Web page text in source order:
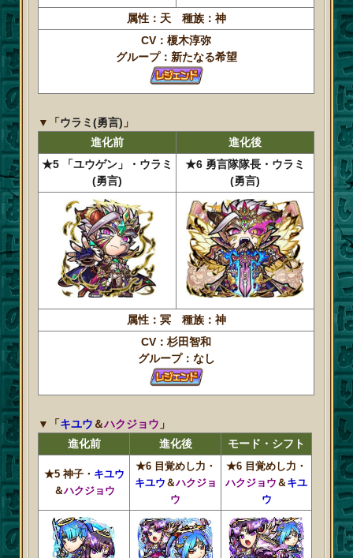
属性：天 種族：神
CV：榎木淳弥
グループ：新たなる希望
▼「ウラミ(勇言) 」
進化前
進化後
★5 「ユウゲン」・ウラミ
(勇言)
★6 勇言隊隊長・ウラミ
(勇言)
属性：冥 種族：神
CV：杉田智和
グループ：なし
▼「キユウ ＆ハクジョウ 」
進化前
進化後 モード・シフト
★5 神子・ キユウ
＆ハクジョウ
★6 目覚めし力・
キユウ ＆ハクジョ
ウ
★6 目覚めし力・
ハクジョウ ＆ キユ
ウ